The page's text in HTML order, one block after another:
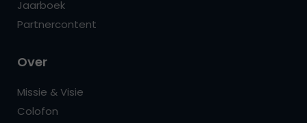
Jaarboek
Partnercontent
Over
Missie & Visie
Colofon